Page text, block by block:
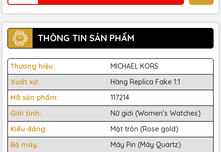
THÔNG TIN SẢN PHẨM
Thương hiệu:
MICHAEL KORS
Xuất xứ:
Hàng Replica Fake 1:1
Mã sản phẩm:
117214
Giới tính:
Nữ giới (Women's Watches)
Kiểu dáng:
Mặt tròn (Rose gold)
Bộ máy:
Máy Pin (Máy Quartz)